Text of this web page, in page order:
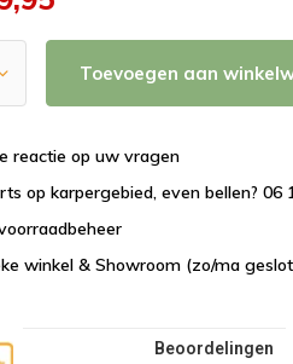
Toevoegen aan
reactie op uw vragen
op karpergebied, even bellen? 06
winkel & Showroom (zo/ma
Beoordelingen